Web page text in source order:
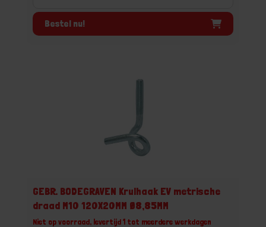
Bestel nu!
GEBR. BODEGRAVEN Krulhaak EV metrische
draad M10 120X20MM Ø8,85MM
Niet op voorraad, levertijd 1 tot meerdere werkdagen